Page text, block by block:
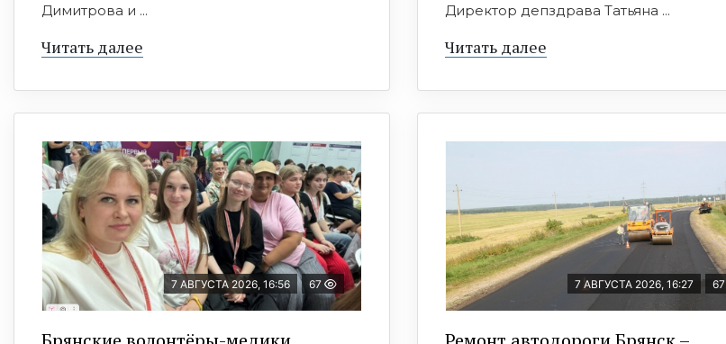
Димитрова и ...
Читать далее
Директор депздрава Татьяна ...
Читать далее
7 АВГУСТА 2026, 16:56 67 7 АВГУСТА 2026, 16:27 67